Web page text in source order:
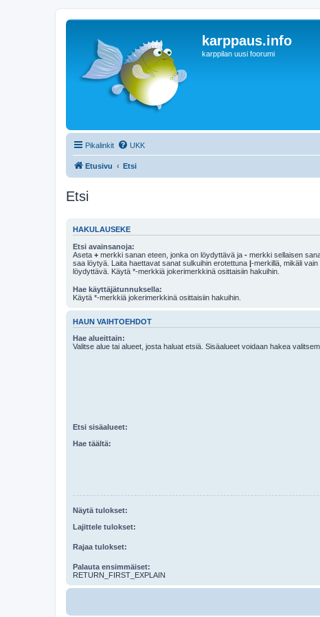
karppaus.info
karppilan uusi foorumi
Pikalinkit UKK
Etusivu Etsi
Etsi
HAKULAUSEKE
Etsi avainsanoja:
Aseta + merkki sanan eteen, jonka on löydyttävä ja - merkki sellaisen
saa löytyä. Laita haettavat sanat sulkuihin erotettuna |-merkillä, mikäli
löydyttävä. Käytä *-merkkiä jokerimerkkinä osittaisiin hakuihin.
Hae käyttäjätunnuksella:
Käytä *-merkkiä jokerimerkkinä osittaisiin hakuihin.
HAUN VAIHTOEHDOT
Hae alueittain:
Valitse alue tai alueet, josta haluat etsiä. Sisäalueet voidaan hakea
Etsi sisäalueet:
Hae täältä:
Näytä tulokset:
Lajittele tulokset:
Rajaa tulokset:
Palauta ensimmäiset:
RETURN_FIRST_EXPLAIN